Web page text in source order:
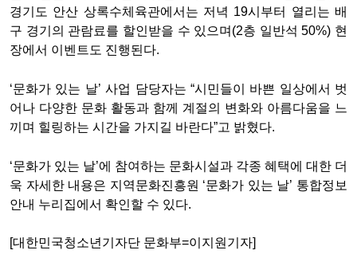
경기도 안산 상록수체육관에서는 저녁 19시부터 열리는 배
구 경기의 관람료를 할인받을 수 있으며(2층 일반석 50%) 현
장에서 이벤트도 진행된다.
‘문화가 있는 날’ 사업 담당자는 “시민들이 바쁜 일상에서 벗
어나 다양한 문화 활동과 함께 계절의 변화와 아름다움을 느
끼며 힐링하는 시간을 가지길 바란다”고 밝혔다.
‘문화가 있는 날’에 참여하는 문화시설과 각종 혜택에 대한 더
욱 자세한 내용은 지역문화진흥원 ‘문화가 있는 날’ 통합정보
안내 누리집에서 확인할 수 있다.
[대한민국청소년기자단 문화부=이지원기자]